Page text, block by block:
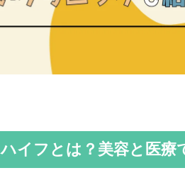
ハイフとは？美容と医療